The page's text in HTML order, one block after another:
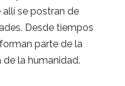
allí se postran de
Desde tiempos
parte de la
la humanidad.